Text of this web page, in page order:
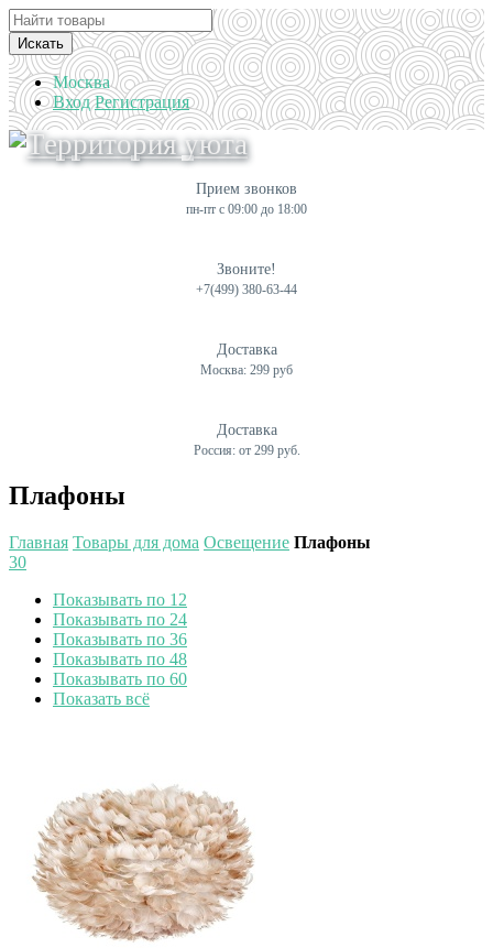
Искать
Москва
Вход Регистрация
Прием звонков
пн-пт с 09:00 до 18:00
Звоните!
+7(499) 380-63-44
Доставка
Москва: 299 руб
Доставка
Россия: от 299 руб.
Плафоны
Главная Товары для дома Освещение Плафоны
30
Показывать по 12
Показывать по 24
Показывать по 36
Показывать по 48
Показывать по 60
Показать всё